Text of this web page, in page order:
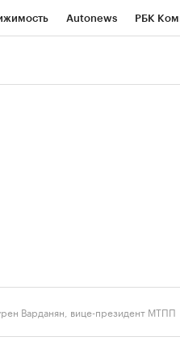
Autonews РБК
Варданян, вице-президент МТПП